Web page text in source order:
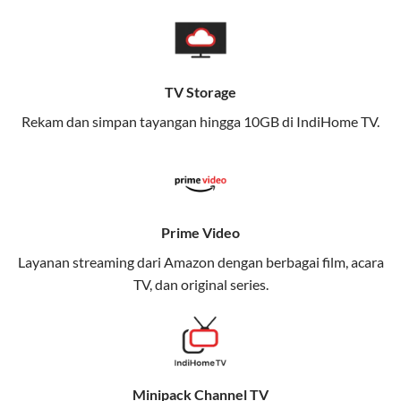
memungkinkan Anda menikmati internet cepat baik
di rumah maupun saat bepergian.
Dengan Telkomsel One, Anda tidak terikat pada satu
teknologi jaringan tertentu, sehingga bisa menikmati
Keunggulan Telkomsel One
Nikmati kecepatan internet super cepat untuk
streaming, gaming, dan bekerja dari rumah.
Memudahkan Anda dalam mengelola jaringan dan
meningkatkan keamanan.
Kuota Keluarga
TV Storage
Rekam dan simpan tayangan hingga 10GB di IndiHome TV.
Prime Video
Layanan streaming dari Amazon dengan berbagai film, acara
TV, dan original series.
Minipack Channel TV